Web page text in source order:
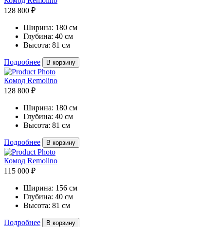
128 800 ₽
Ширина: 180 см
Глубина: 40 см
Высота: 81 см
Подробнее В корзину
Комод Remolino
128 800 ₽
Ширина: 180 см
Глубина: 40 см
Высота: 81 см
Подробнее В корзину
Комод Remolino
115 000 ₽
Ширина: 156 см
Глубина: 40 см
Высота: 81 см
Подробнее В корзину